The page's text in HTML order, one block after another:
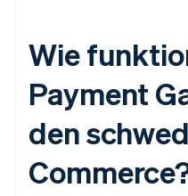
Wie
Payment
den